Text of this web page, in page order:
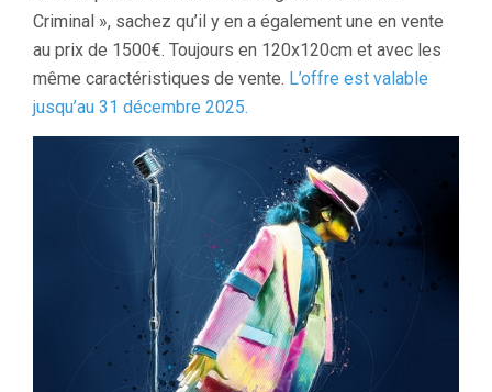
Criminal », sachez qu’il y en a également une en vente
au prix de 1500€. Toujours en 120x120cm et avec les
même caractéristiques de vente. L’offre est valable
jusqu’au 31 décembre 2025.